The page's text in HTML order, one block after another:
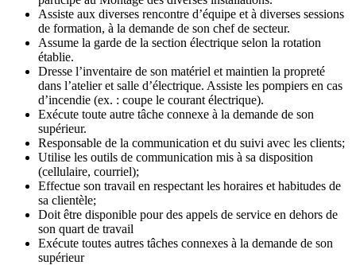
Assiste aux diverses rencontre d’équipe et à diverses sessions
de formation, à la demande de son chef de secteur.
Assume la garde de la section électrique selon la rotation
établie.
Dresse l’inventaire de son matériel et maintien la propreté
dans l’atelier et salle d’électrique. Assiste les pompiers en cas
d’incendie (ex. : coupe le courant électrique).
Exécute toute autre tâche connexe à la demande de son
supérieur.
Responsable de la communication et du suivi avec les clients;
Utilise les outils de communication mis à sa disposition
(cellulaire, courriel);
Effectue son travail en respectant les horaires et habitudes de
sa clientèle;
Doit être disponible pour des appels de service en dehors de
son quart de travail
Exécute toutes autres tâches connexes à la demande de son
supérieur